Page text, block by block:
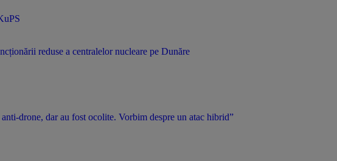
reduse a centralelor nucleare pe Dunăre
drone, dar au fost ocolite. Vorbim despre un atac hibrid”